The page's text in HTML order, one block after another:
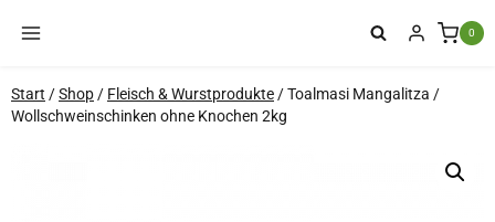
Inhalt
0
Start /Shop/ Fleisch & Wurstprodukte/Toalmasi Mangalitza /
Wollschweinschinken ohne Knochen 2kg